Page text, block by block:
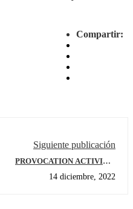
Compartir:
Siguiente publicación
PROVOCATION ACTIVITY:
14 diciembre, 2022